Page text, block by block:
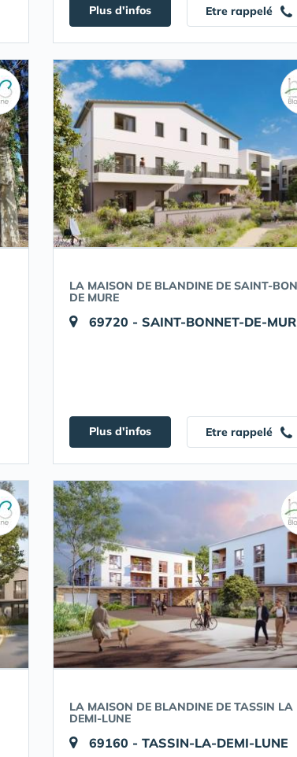
Plus d'infos Etre rappelé
LA MAISON DE BLANDINE DE SAINT-
DE MURE
69720 - SAINT-BONNET-DE-
Plus d'infos Etre rappelé
LA MAISON DE BLANDINE DE TASSIN LA
DEMI-LUNE
69160 - TASSIN-LA-DEMI-LUNE